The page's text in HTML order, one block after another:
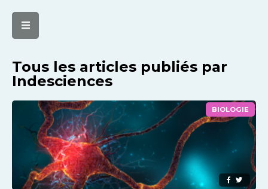
Tous les articles publiés par
Indesciences
BIOLOGIE